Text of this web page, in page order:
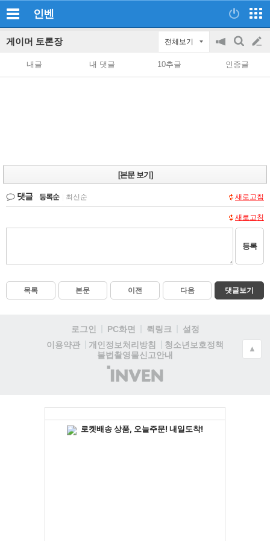
인벤
게이머 토론장 전체보기
공
on/off
검
색
글
쓰
내글 내 댓글 10추글 인증글
[본문 보기]
댓글 등록순 최신순 새로고침
새로고침
등록
목록 본문 이전 다음 댓글보기
로그인 PC화면 퀵링크
설정
이용약관
개인정보처리방침
청소년보호정책
불법촬영물신고안내
(주)
인
▲